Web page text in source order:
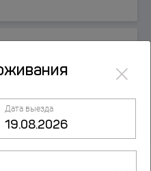
×
Дата выезда